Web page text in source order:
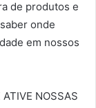
de produtos e
onde
em nossos
NOSSAS